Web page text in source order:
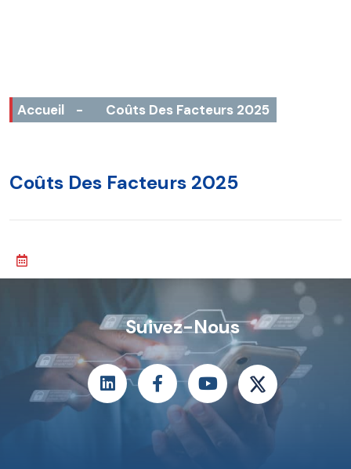
Accueil - Coûts Des Facteurs 2025
Coûts Des Facteurs 2025
Suivez-Nous